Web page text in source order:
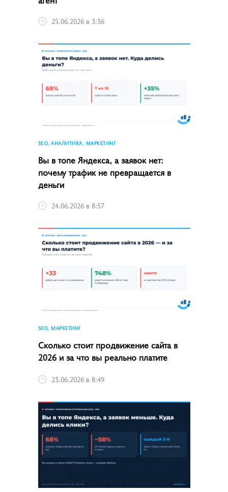
25.06.2026 в 3:36
SEO, АНАЛИТИКА, МАРКЕТИНГ
Вы в топе Яндекса, а заявок нет:
почему трафик не превращается в
деньги
24.06.2026 в 8:57
SEO, МАРКЕТИНГ
Сколько стоит продвижение сайта в
2026 и за что вы реально платите
23.06.2026 в 8:49